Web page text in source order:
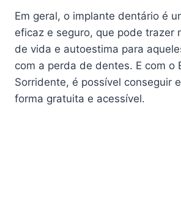
Em geral, o implante dentário é
eficaz e seguro, que pode trazer
de vida e autoestima para
com a perda de dentes. E com o
Sorridente, é possível conseguir
forma gratuita e acessível.